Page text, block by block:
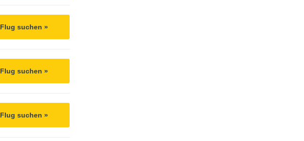
Flug suchen »
Flug suchen »
Flug suchen »